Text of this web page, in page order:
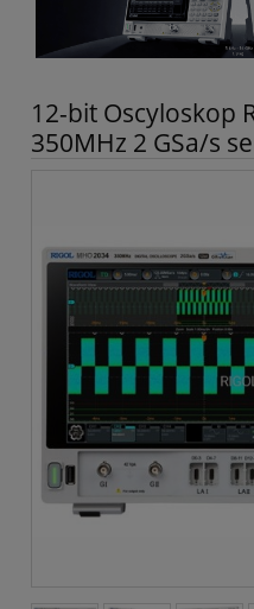
12-bit Oscyloskop
350MHz 2 GSa/s